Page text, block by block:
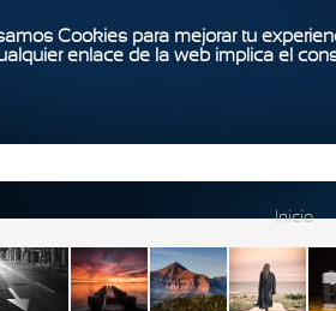
Cookies para mejorar tu
enlace de la web implica el
Inicio